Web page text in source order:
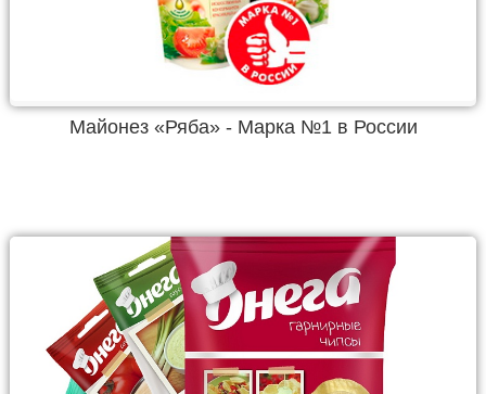
Майонез «Ряба» - Марка №1 в России